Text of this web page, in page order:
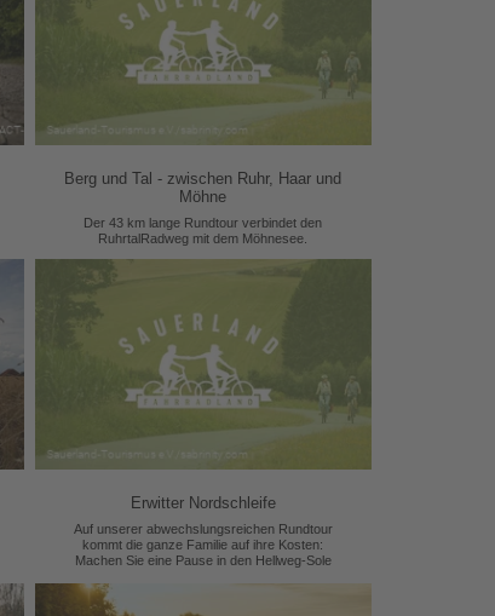
Berg und Tal - zwischen Ruhr, Haar und
Möhne
Der 43 km lange Rundtour verbindet den
RuhrtalRadweg mit dem Möhnesee.
Erwitter Nordschleife
Auf unserer abwechslungsreichen Rundtour
kommt die ganze Familie auf ihre Kosten:
Machen Sie eine Pause in den Hellweg-Sole
Westernkotten, genießen Sie das Stadtleben in
Lippstadt oder baden Sie im Alberssee.